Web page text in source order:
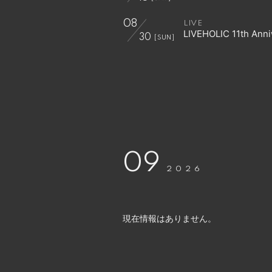
08
30 [SUN]
LIVE
LIVEHOLIC 11th
09 2026
現在情報はありません。